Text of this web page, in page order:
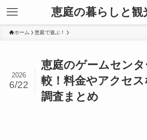
恵庭の暮らしと観
ホーム 恵庭で遊ぶ！
恵庭のゲームセン
較！料金やアクセ
調査まとめ
2026
6/22